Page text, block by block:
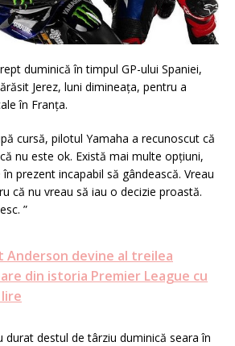
duminică în timpul GP-ului Spaniei,
Jerez, luni dimineața, pentru a
în Franța.
cursă, pilotul Yamaha a recunoscut că
nu este ok. Există mai multe opțiuni,
prezent incapabil să gândească. Vreau
că nu vreau să iau o decizie proastă.
”
Anderson devine al treilea
din istoria Premier League cu
durat destul de târziu duminică seara în